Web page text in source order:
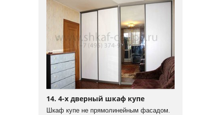
14. 4-х дверный шкаф купе
Шкаф купе не прямолинейным фасадом.